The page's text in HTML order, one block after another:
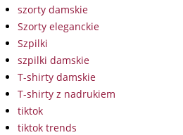
szorty damskie
Szorty eleganckie
Szpilki
szpilki damskie
T-shirty damskie
T-shirty z nadrukiem
tiktok
tiktok trends